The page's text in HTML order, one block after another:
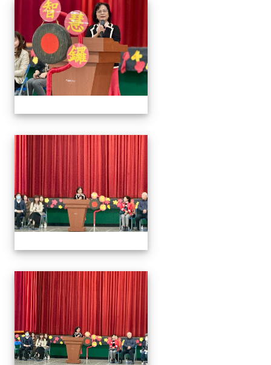
2026/01/07會考誓師活
2026/01/07會考誓師活
2026/01/07會考誓師活